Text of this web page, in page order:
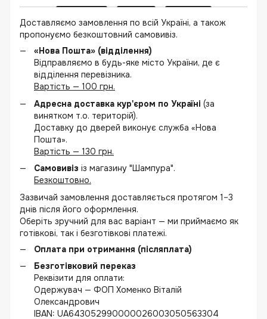
Доставляємо замовлення по всій Україні, а також
пропонуємо безкоштовний самовивіз.
«Нова Пошта» (відділення)
Відправляємо в будь-яке місто України, де є
відділення перевізника.
Вартість — 100 грн.
Адресна доставка кур'єром по Україні (за
винятком т.о. територій).
Доставку до дверей виконує служба «Нова
Пошта».
Вартість — 130 грн.
Самовивіз із магазину "Шампура".
Безкоштовно.
Зазвичай замовлення доставляється протягом 1–3
днів після його оформлення.
Оберіть зручний для вас варіант — ми приймаємо як
готівкові, так і безготівкові платежі.
Оплата при отримання (післяплата)
Безготівковий переказ
Реквізити для оплати:
Одержувач — ФОП Хоменко Віталій
Олександрович
IBAN: UA643052990000026003050563304